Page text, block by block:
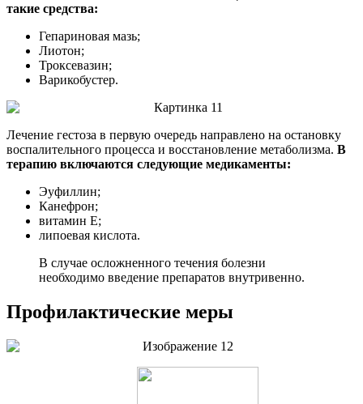
такие средства:
Гепариновая мазь;
Лиотон;
Троксевазин;
Варикобустер.
Лечение гестоза в первую очередь направлено на остановку
воспалительного процесса и восстановление метаболизма. В
терапию включаются следующие медикаменты:
Эуфиллин;
Канефрон;
витамин E;
липоевая кислота.
В случае осложненного течения болезни
необходимо введение препаратов внутривенно.
Профилактические меры